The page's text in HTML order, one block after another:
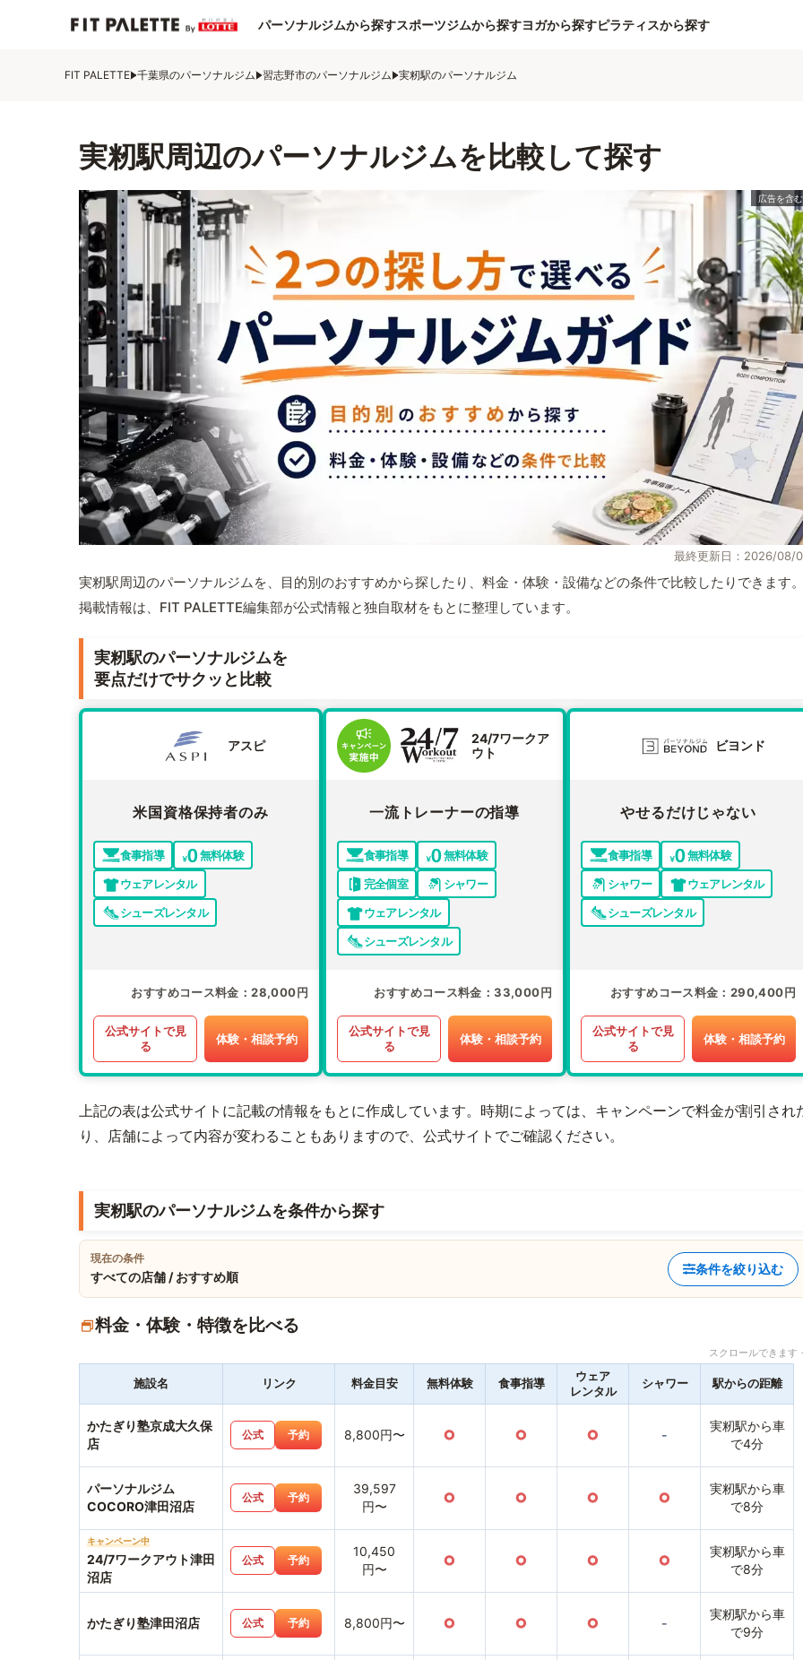
パーソナルジムから探すスポーツジムから探すヨガから探すピラティスから探す
FIT PALETTE 千葉県のパーソナルジム 習志野市のパーソナルジム 実籾駅のパーソナルジム
実籾駅周辺のパーソナルジムを比較して探す
最終更新日：2026/08/
実籾駅周辺のパーソナルジムを、目的別のおすすめから探したり、料金・体験・設備などの条件で比較したりできます
掲載情報は、FIT PALETTE編集部が公式情報と独自取材をもとに整理しています。
実籾駅のパーソナルジムを
要点だけでサクッと比較
アスピ
米国資格保持者のみ
食事指導
無料体験
ウェアレンタル
シューズレンタル
おすすめコース料金 28,000円
公式サイトで見
る
体験・相談予約
24/7ワークア
ウト
一流トレーナーの指導
食事指導
無料体験
完全個室
シャワー
ウェアレンタル
シューズレンタル
おすすめコース料金 33,000円
公式サイトで見
る
体験・相談予約
ビヨンド
やせるだけじゃない
食事指導
無料体験
シャワー
ウェアレンタル
シューズレンタル
おすすめコース料金 290,400円
公式サイトで見
る
体験・相談予約
上記の表は公式サイトに記載の情報をもとに作成しています。時期によっては、キャンペーンで料金が割引され
り、店舗によって内容が変わることもありますので、公式サイトでご確認ください。
実籾駅のパーソナルジムを条件から探す
現在の条件
すべての店舗 / おすすめ順
条件を絞り込む
料金・体験・特徴を比べる
スクロールできま
施設名 リンク 料金目安 無料体験 食事指導
ウェア
レンタル
シャワー 駅からの距離
かたぎり塾京成大久保
店
公式 予約 8,800円〜 ○ ○ ○ -
実籾駅から車
で4分
パーソナルジム
COCORO津田沼店
公式 予約
39,597
円〜
○ ○ ○ ○
実籾駅から車
で8分
キャンペーン中
24/7ワークアウト津田
沼店
公式 予約
10,450
円〜
○ ○ ○ ○
実籾駅から車
で8分
かたぎり塾津田沼店 公式 予約 8,800円〜 ○ ○ ○ -
実籾駅から車
で9分